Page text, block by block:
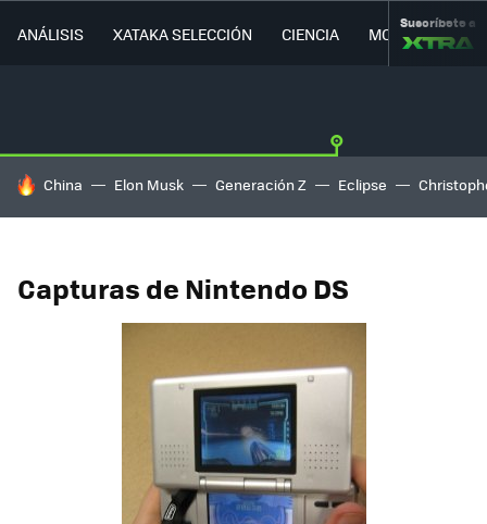
ANÁLISIS XATAKA SELECCIÓN CIENCIA MOVILIDAD
Suscríbete a
HOY SE HABLA DE
China Elon Musk Generación Z Eclipse
Capturas de Nintendo DS